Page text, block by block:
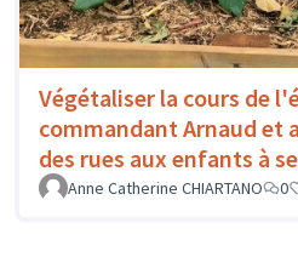
Végétaliser la cours de
commandant Arnaud et
des rues aux enfants à
Anne Catherine CHIARTANO 0